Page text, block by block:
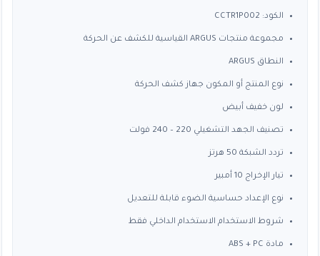
الكود: CCTR1P002
مجموعة منتجات ARGUS القياسية للكشف عن الحركة
النطاق ARGUS
نوع المنتج أو المكون جهاز كشف الحركة
لون خفيف أبيض
تصنيف الجهد التشغيلي 220 – 240 فولت
تردد الشبكة 50 هرتز
تيار الإخراج 10 أمبير
نوع الإعداد حساسية الضوء قابلة للتعديل
شروط الاستخدام الاستخدام الداخلي فقط
مادة ABS + PC